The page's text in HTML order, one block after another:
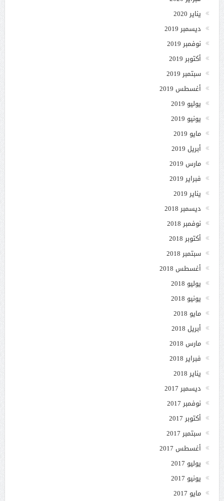
يناير 2020
ديسمبر 2019
نوفمبر 2019
أكتوبر 2019
سبتمبر 2019
أغسطس 2019
يوليو 2019
يونيو 2019
مايو 2019
أبريل 2019
مارس 2019
فبراير 2019
يناير 2019
ديسمبر 2018
نوفمبر 2018
أكتوبر 2018
سبتمبر 2018
أغسطس 2018
يوليو 2018
يونيو 2018
مايو 2018
أبريل 2018
مارس 2018
فبراير 2018
يناير 2018
ديسمبر 2017
نوفمبر 2017
أكتوبر 2017
سبتمبر 2017
أغسطس 2017
يوليو 2017
يونيو 2017
مايو 2017